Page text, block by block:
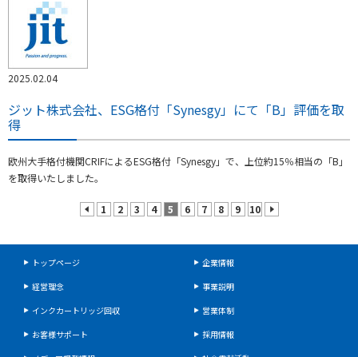
2025.02.04
ジット株式会社、ESG格付「Synesgy」にて「B」評価を取
得
欧州大手格付機関CRIFによるESG格付「Synesgy」で、上位約15％相当の「B」
を取得いたしました。
1 2 3 4 5 6 7 8 9
10
トップページ
企業情報
経営理念
事業説明
インクカートリッジ回収
営業体制
お客様サポート
採用情報